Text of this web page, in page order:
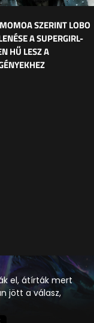
SZERINT LOBO
A SUPERGIRL-
HŰ LESZ A
el, átírták mert
jött a válasz,